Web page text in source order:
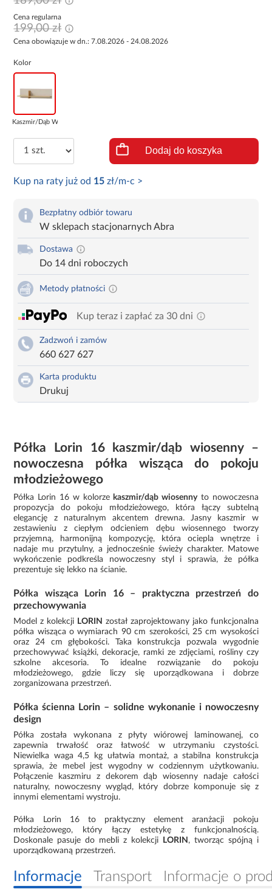
Cena regularna
199,00 zł
Cena obowiązuje w dn.: 7.08.2026 - 24.08.2026
Kolor
Kaszmir/Dąb Wio...
Dodaj do koszyka
Kup na raty już od 15 zł/m-c >
Bezpłatny odbiór towaru
W sklepach stacjonarnych Abra
Dostawa
Do 14 dni roboczych
Metody płatności
Kup teraz i zapłać za 30 dni
Zadzwoń i zamów
660 627 627
Karta produktu
Drukuj
Półka Lorin 16 kaszmir/dąb wiosenny –
nowoczesna półka wisząca do pokoju
młodzieżowego
Półka Lorin 16 w kolorze kaszmir/dąb wiosenny to nowoczesna
propozycja do pokoju młodzieżowego, która łączy subtelną
elegancję z naturalnym akcentem drewna. Jasny kaszmir w
zestawieniu z ciepłym odcieniem dębu wiosennego tworzy
przyjemną, harmonijną kompozycję, która ociepla wnętrze i
nadaje mu przytulny, a jednocześnie świeży charakter. Matowe
wykończenie podkreśla nowoczesny styl i sprawia, że półka
prezentuje się lekko na ścianie.
Półka wisząca Lorin 16 – praktyczna przestrzeń do
przechowywania
Model z kolekcji LORIN został zaprojektowany jako funkcjonalna
półka wisząca o wymiarach 90 cm szerokości, 25 cm wysokości
oraz 24 cm głębokości. Taka konstrukcja pozwala wygodnie
przechowywać książki, dekoracje, ramki ze zdjęciami, rośliny czy
szkolne akcesoria. To idealne rozwiązanie do pokoju
młodzieżowego, gdzie liczy się uporządkowana i dobrze
zorganizowana przestrzeń.
Półka ścienna Lorin – solidne wykonanie i nowoczesny
design
Półka została wykonana z płyty wiórowej laminowanej, co
zapewnia trwałość oraz łatwość w utrzymaniu czystości.
Niewielka waga 4,5 kg ułatwia montaż, a stabilna konstrukcja
sprawia, że mebel jest wygodny w codziennym użytkowaniu.
Połączenie kaszmiru z dekorem dąb wiosenny nadaje całości
naturalny, nowoczesny wygląd, który dobrze komponuje się z
innymi elementami wystroju.
Półka Lorin 16 to praktyczny element aranżacji pokoju
młodzieżowego, który łączy estetykę z funkcjonalnością.
Doskonale pasuje do mebli z kolekcji
LORIN , tworząc spójną i
uporządkowaną przestrzeń.
Informacje Transport Informacje o